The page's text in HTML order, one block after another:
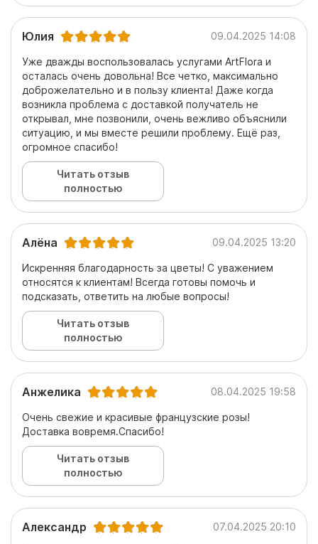
Юлия 09.04.2025 14:08
Уже дважды воспользовалась услугами ArtFlora и
осталась очень довольна! Все четко, максимально
доброжелательно и в пользу клиента! Даже когда
возникла проблема с доставкой получатель не
открывал, мне позвонили, очень вежливо объяснили
ситуацию, и мы вместе решили проблему. Ещё раз,
огромное спасибо!
Читать отзыв
полностью
Алёна 09.04.2025 13:20
Искренняя благодарность за цветы! С уважением
относятся к клиентам! Всегда готовы помочь и
подсказать, ответить на любые вопросы!
Читать отзыв
полностью
Анжелика 08.04.2025 19:58
Очень свежие и красивые французские розы!
Доставка вовремя.Спасибо!
Читать отзыв
полностью
Александр 07.04.2025 20:10